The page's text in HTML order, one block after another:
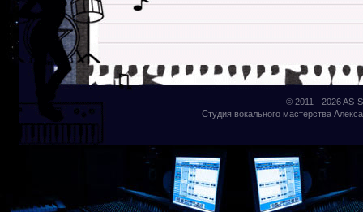
© 2011 - 2026AS-
Студия вокального мастерства